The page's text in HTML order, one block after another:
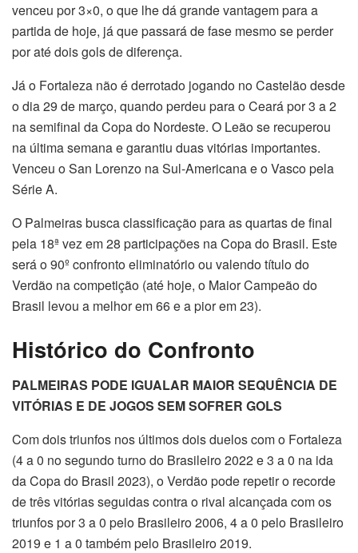
venceu por 3×0, o que lhe dá grande vantagem para a
partida de hoje, já que passará de fase mesmo se perder
por até dois gols de diferença.
Já o Fortaleza não é derrotado jogando no Castelão desde
o dia 29 de março, quando perdeu para o Ceará por 3 a 2
na semifinal da Copa do Nordeste. O Leão se recuperou
na última semana e garantiu duas vitórias importantes.
Venceu o San Lorenzo na Sul-Americana e o Vasco pela
Série A.
O Palmeiras busca classificação para as quartas de final
pela 18ª vez em 28 participações na Copa do Brasil. Este
será o 90º confronto eliminatório ou valendo título do
Verdão na competição (até hoje, o Maior Campeão do
Brasil levou a melhor em 66 e a pior em 23).
Histórico do Confronto
PALMEIRAS PODE IGUALAR MAIOR SEQUÊNCIA DE
VITÓRIAS E DE JOGOS SEM SOFRER GOLS
Com dois triunfos nos últimos dois duelos com o Fortaleza
(4 a 0 no segundo turno do Brasileiro 2022 e 3 a 0 na ida
da Copa do Brasil 2023), o Verdão pode repetir o recorde
de três vitórias seguidas contra o rival alcançada com os
triunfos por 3 a 0 pelo Brasileiro 2006, 4 a 0 pelo Brasileiro
2019 e 1 a 0 também pelo Brasileiro 2019.